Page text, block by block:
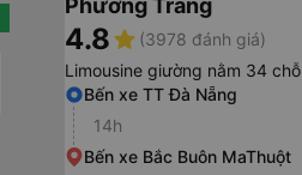
Phương Trang
4.8star (3978 đánh giá)
Limousine giường nằm 34 chỗ
Bến xe TT Đà Nẵng
14h
Bến xe Bắc Buôn MaThuột